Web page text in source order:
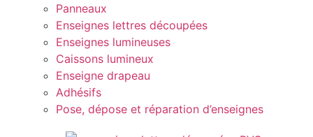
Panneaux
Enseignes lettres découpées
Enseignes lumineuses
Caissons lumineux
Enseigne drapeau
Adhésifs
Pose, dépose et réparation d’enseignes